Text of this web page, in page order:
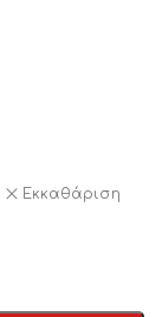
Εκκαθάριση